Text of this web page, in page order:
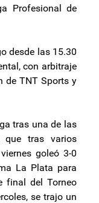
Profesional de
desde las 15.30
con arbitraje
de TNT Sports y
tras una de las
que tras varios
goleó 3-0
La Plata para
final del Torneo
se trajo un